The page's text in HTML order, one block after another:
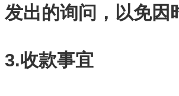
发出的询问，以免因
3.收款事宜